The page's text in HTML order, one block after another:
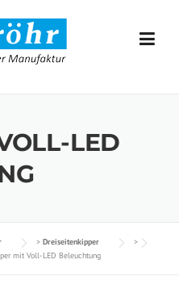
LED
> Dreiseitenkipper
>
mit Voll-LED Beleuchtung